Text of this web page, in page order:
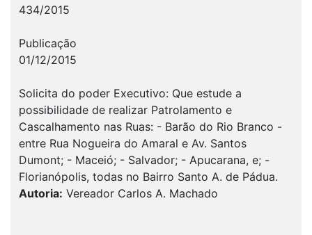
434/2015
Publicação
01/12/2015
Solicita do poder Executivo: Que estude a
possibilidade de realizar Patrolamento e
Cascalhamento nas Ruas: - Barão do Rio Branco -
entre Rua Nogueira do Amaral e Av. Santos
Dumont; - Maceió; - Salvador; - Apucarana, e; -
Florianópolis, todas no Bairro Santo A. de Pádua.
Autoria: Vereador Carlos A. Machado